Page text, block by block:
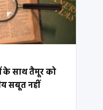
के साथ तैमूर को
सबूत नहीं